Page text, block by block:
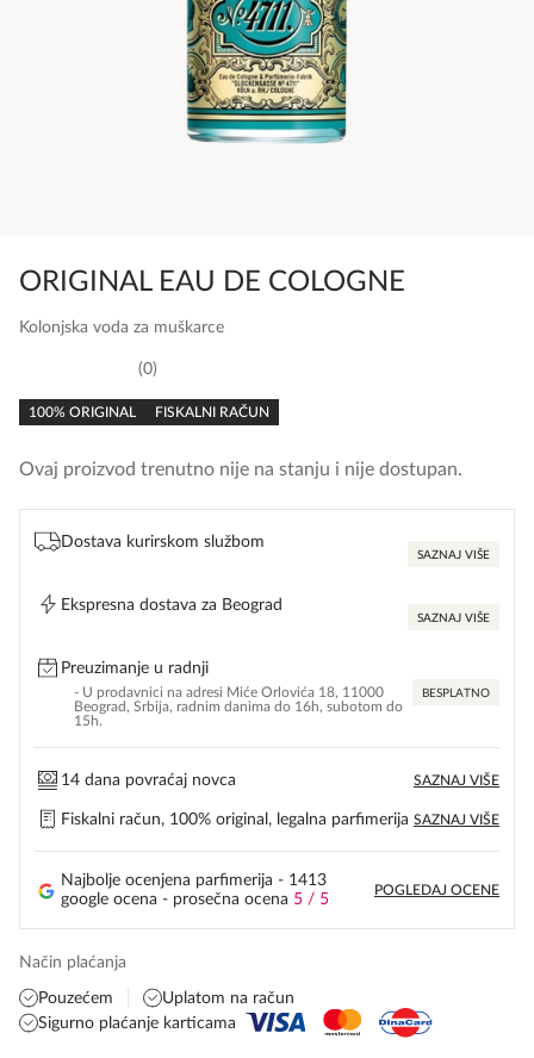
ORIGINAL EAU DE COLOGNE
Kolonjska voda za muškarce
rating
0
100% ORIGINAL FISKALNI RAČUN
Ovaj proizvod trenutno nije na stanju i nije dostupan.
Dostava kurirskom službom
SAZNAJ VIŠE
Ekspresna dostava za Beograd
SAZNAJ VIŠE
Preuzimanje u radnji
- U prodavnici na adresi Miće Orlovića 18, 11000
Beograd, Srbija, radnim danima do 16h, subotom do
15h.
BESPLATNO
14 dana povraćaj novca SAZNAJ VIŠE
Fiskalni račun, 100% original, legalna parfimerija SAZNAJ VIŠE
Najbolje ocenjena parfimerija - 1413
google ocena - prosečna ocena 5 / 5
POGLEDAJ OCENE
Način plaćanja
Pouzećem
Uplatom na račun
Sigurno plaćanje karticama